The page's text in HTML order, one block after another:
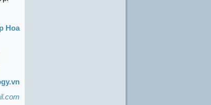
Hoa